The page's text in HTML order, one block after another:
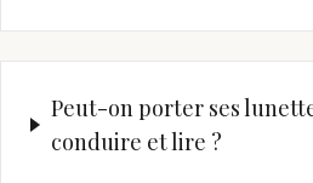
Peut-on porter ses
conduire et lire ?